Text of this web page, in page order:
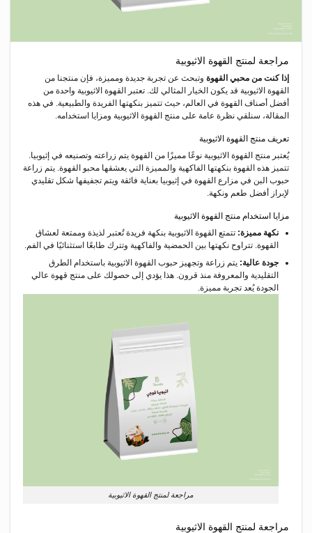
مراجعة لمنتج القهوة الاثيوبية
إذا كنت من محبي القهوة وتبحث عن تجربة جديدة ومميزة، فإن منتجنا من
القهوة الاثيوبية قد يكون الخيار المثالي لك. تعتبر القهوة الاثيوبية واحدة من
أفضل أصناف القهوة في العالم، حيث تتميز بنكهتها الفريدة والطبيعية. في هذه
المقالة، سنلقي نظرة عامة على منتج القهوة الاثيوبية ومزايا استخدامه.
تعريف منتج القهوة الاثيوبية
يُعتبر منتج القهوة الاثيوبية نوعًا مميزًا من القهوة يتم زراعته وتصنيعه في إثيوبيا.
تتميز هذه القهوة بنكهتها الفاكهية والمميزة التي يعشقها محبو القهوة. يتم زراعة
حبوب البن في مزارع القهوة في إثيوبيا بعناية فائقة ويتم تجفيفها شكل تقليدي
لإبراز أفضل طعم ونكهة.
مزايا استخدام منتج القهوة الاثيوبية
نكهة مميزة:تتمتع القهوة الاثيوبية بنكهة فريدة تُعتبر لذيذة وممتعة لعشاق
القهوة. تتراوح نكهتها بين الحمضية والفاكهية وتترك طابعًا استثنائيًا في الفم.
جودة عالية: يتم زراعة وتجهيز حبوب القهوة الاثيوبية باستخدام الطرق
التقليدية والمعروفة منذ قرون. هذا يؤدي إلى حصولك على منتج قهوة عالي
الجودة يُعد تجربة مميزة.
مراجعة لمنتج القهوة الاثيوبية
مراجعة لمنتج القهوة الاثيوبية